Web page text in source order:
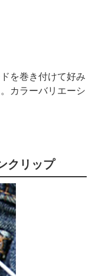
を巻き付けて好み
カラーバリエーシ
クリップ